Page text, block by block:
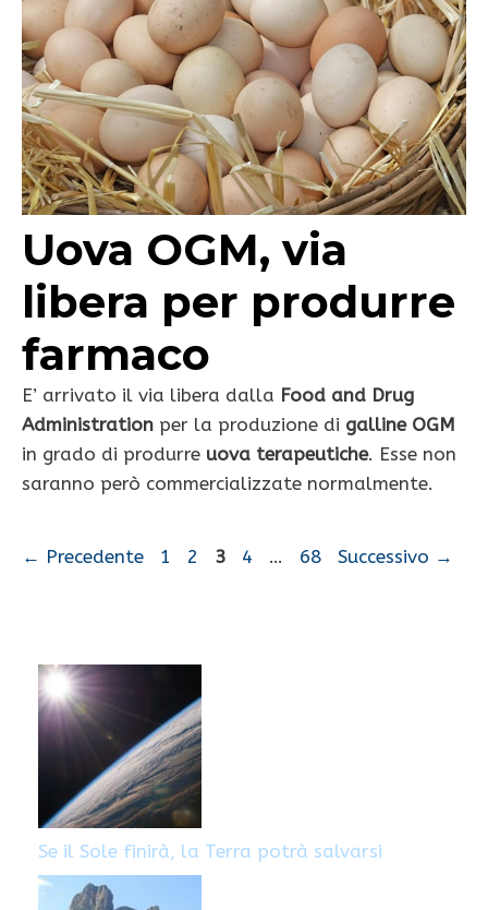
Uova OGM, via
libera per produrre
farmaco
E’ arrivato il via libera dalla Food and Drug
Administration per la produzione di galline OGM
in grado di produrre uova terapeutiche. Esse non
saranno però commercializzate normalmente.
← Precedente Pagina
1 Pagina
2 Pagina
3 Pagina
4 … Pagina
68 Successivo →
Se il Sole finirà, la Terra potrà salvarsi